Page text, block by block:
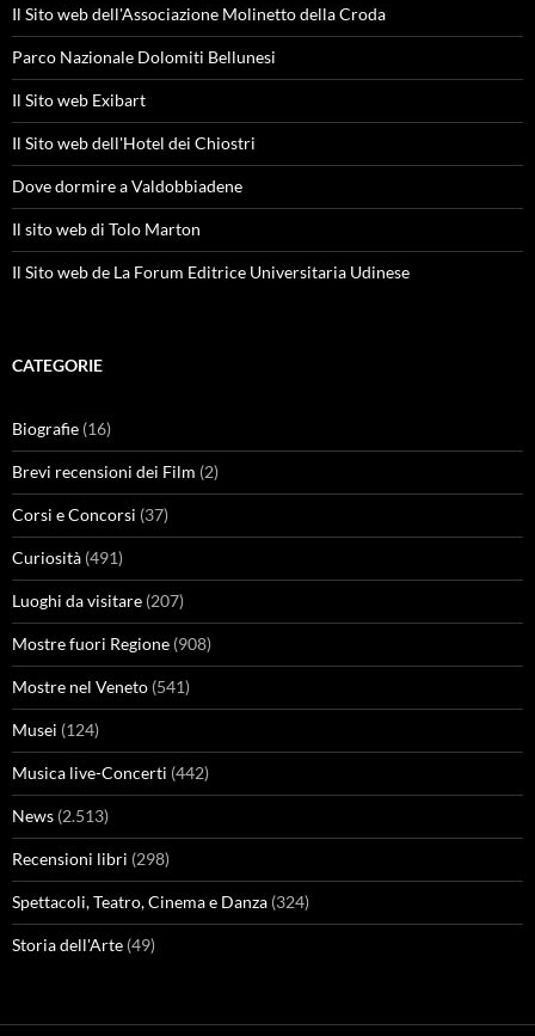
Il Sito web dell'Associazione Molinetto della Croda
Parco Nazionale Dolomiti Bellunesi
Il Sito web Exibart
Il Sito web dell'Hotel dei Chiostri
Dove dormire a Valdobbiadene
Il sito web di Tolo Marton
Il Sito web de La Forum Editrice Universitaria Udinese
CATEGORIE
Biografie (16)
Brevi recensioni dei Film (2)
Corsi e Concorsi (37)
Curiosità (491)
Luoghi da visitare (207)
Mostre fuori Regione (908)
Mostre nel Veneto (541)
Musei (124)
Musica live-Concerti (442)
News (2.513)
Recensioni libri (298)
Spettacoli, Teatro, Cinema e Danza (324)
Storia dell'Arte (49)